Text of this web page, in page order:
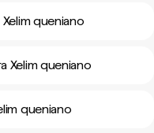
queniano
Xelim queniano
queniano